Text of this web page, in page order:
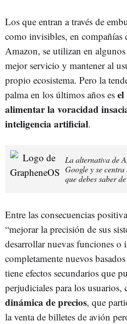
Los que entran a través de
como invisibles, en
Amazon, se utilizan en
mejor servicio y mantener al
propio ecosistema. Pero la
palma en los últimos años es el
alimentar la voracidad
inteligencia artificial.
La alternativa de
Google y se
que debes saber
Entre las consecuencias
“mejorar la precisión de sus
desarrollar nuevas funciones o
completamente nuevos
tiene efectos secundarios que
perjudiciales para los usuarios,
dinámica de precios, que
la venta de billetes de avión